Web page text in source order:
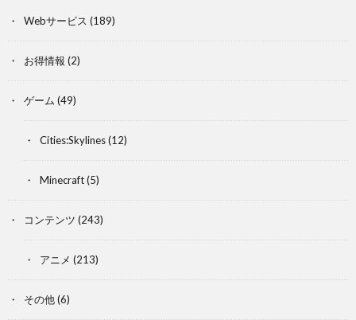
Webサービス (189)
お得情報 (2)
ゲーム (49)
Cities:Skylines(12)
Minecraft(5)
コンテンツ (243)
アニメ (213)
その他(6)